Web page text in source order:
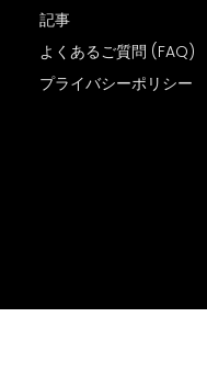
記事
よくあるご質問 (FAQ)
プライバシーポリシー